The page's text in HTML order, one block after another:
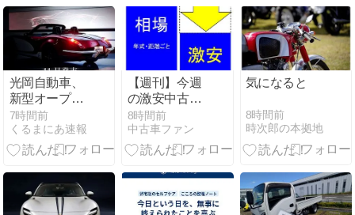
光岡自動車、
新型オープン
カーの第3弾
ティザー公開
1950年代「コ
クデザイン
7時間前
くるまにあ速報
【週刊】今週
の激安中古車
ランキング
2026年08月第
1週版 第１位
で
8時間前
中古車ファン
気になると
8時間前
時次郎の本拠地